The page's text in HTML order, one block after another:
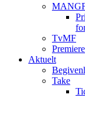
TvMF
Aktuelt
Take